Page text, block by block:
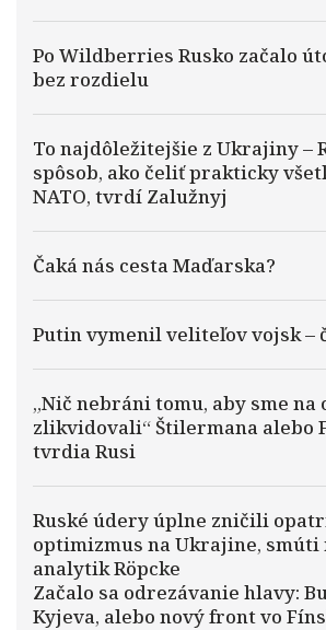
Po Wildberries Rusko začalo
bez rozdielu
To najdôležitejšie z Ukrajiny –
spôsob, ako čeliť prakticky
NATO, tvrdí Zalužnyj
Čaká nás cesta Maďarska?
Putin vymenil veliteľov vojsk –
„Nič nebráni tomu, aby sme na
zlikvidovali“ Štilermana alebo
tvrdia Rusi
Ruské údery úplne zničili
optimizmus na Ukrajine, smúti
analytik Röpcke
Začalo sa odrezávanie hlavy:
Kyjeva, alebo nový front vo